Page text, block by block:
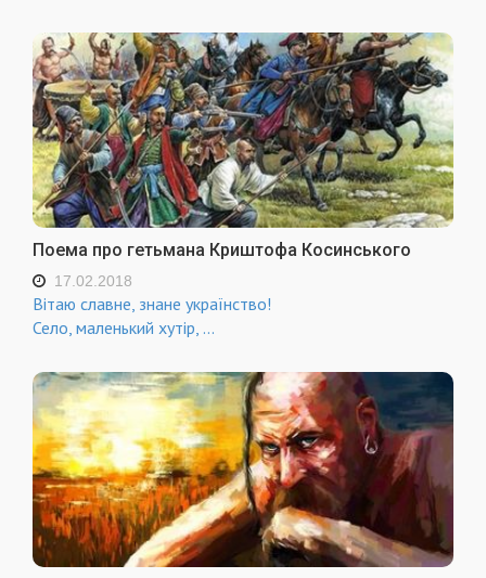
Поема про гетьмана Криштофа Косинського
17.02.2018
Вітаю славне, знане українство!
Село, маленький хутір, ...